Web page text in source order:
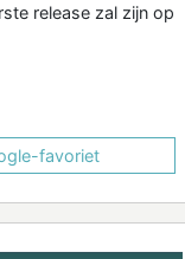
release zal zijn op
favoriet